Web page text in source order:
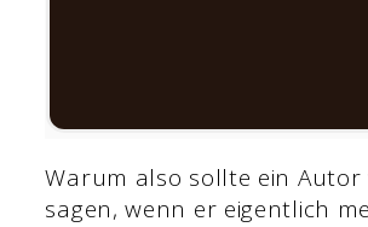
Warum also sollte ein Autor
sagen, wenn er eigentlich